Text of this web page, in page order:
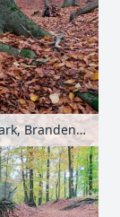
Buchenwald im Grumsiner Forst, Uckermark, Brandenburg, Deutschland